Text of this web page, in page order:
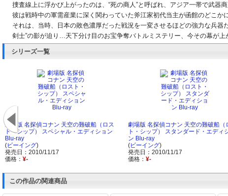
捜査線上に浮かび上がったのは、“死の商人”と呼ばれ、アジア一帯で武器
彼は戦時中の軍需産業に深く関わっていた斧江家初代当主が函館のどこか
それは、当時、日本の敗色濃厚だった戦況を一変させるほどの強力な兵
剣士”の影が迫り…天下分け目のお宝争奪バトルミステリー、今その幕が上
シリーズ一覧
劇場版 名探偵コナン 天空の難破船（ロス
ト・シップ） スペシャル・エディション
Blu-ray
(ビーイング)
発売日：2010/11/17
価格： ¥-
劇場版 名探偵コナン 天空の難破船（
ト・シップ） スタンダード・エディ
ン Blu-ray
(ビーイング)
発売日：2010/11/17
価格： ¥-
この作品の関連商品